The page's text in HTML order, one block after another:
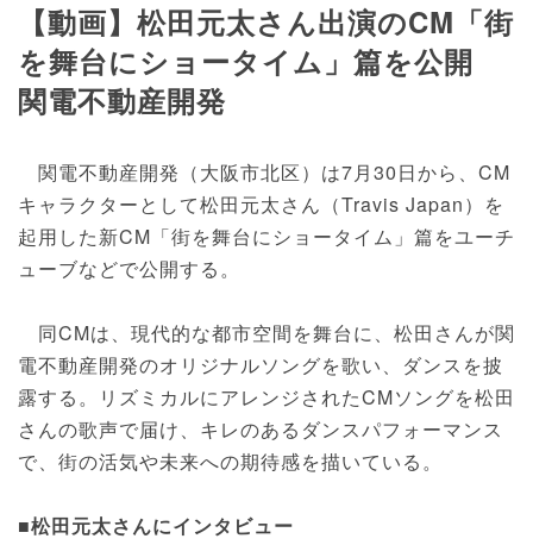
【動画】松田元太さん出演のCM「街
を舞台にショータイム」篇を公開
関電不動産開発
関電不動産開発（大阪市北区）は7月30日から、CM
キャラクターとして松田元太さん（Travis Japan）を
起用した新CM「街を舞台にショータイム」篇をユーチ
ューブなどで公開する。
同CMは、現代的な都市空間を舞台に、松田さんが関
電不動産開発のオリジナルソングを歌い、ダンスを披
露する。リズミカルにアレンジされたCMソングを松田
さんの歌声で届け、キレのあるダンスパフォーマンス
で、街の活気や未来への期待感を描いている。
■松田元太さんにインタビュー